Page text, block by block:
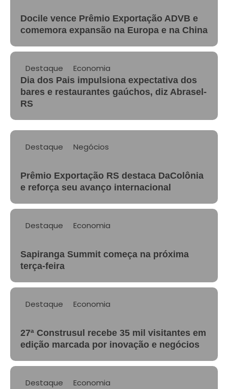
Docile vence Prêmio Exportação ADVB e
comemora expansão na Europa e na China
Destaque Economia
Dia dos Pais impulsiona expectativa dos
bares e restaurantes gaúchos, diz Abrasel-
RS
Destaque Negócios
Prêmio Exportação RS destaca DaColônia
e reforça seu avanço internacional
Destaque Economia
Sapiranga Summit começa na próxima
terça-feira
Destaque Economia
27ª Construsul recebe 35 mil visitantes em
edição marcada por inovação e negócios
Destaque Economia